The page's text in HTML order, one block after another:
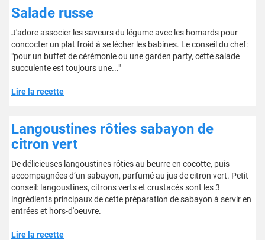
Salade russe
J'adore associer les saveurs du légume avec les homards pour
concocter un plat froid à se lécher les babines. Le conseil du chef:
"pour un buffet de cérémonie ou une garden party, cette salade
succulente est toujours une..."
Lire la recette
Langoustines rôties sabayon de
citron vert
De délicieuses langoustines rôties au beurre en cocotte, puis
accompagnées d’un sabayon, parfumé au jus de citron vert. Petit
conseil: langoustines, citrons verts et crustacés sont les 3
ingrédients principaux de cette préparation de sabayon à servir en
entrées et hors-d'oeuvre.
Lire la recette